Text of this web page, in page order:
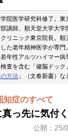
院医学研究科修了。
講師、順天堂大学大
リニック東京院長。
た老年精神医学が専
年性アルツハイマー
査を含む「健脳ドック
方法 」（文春新書）な
知症のすべて
っ先に気付
公開： 25/